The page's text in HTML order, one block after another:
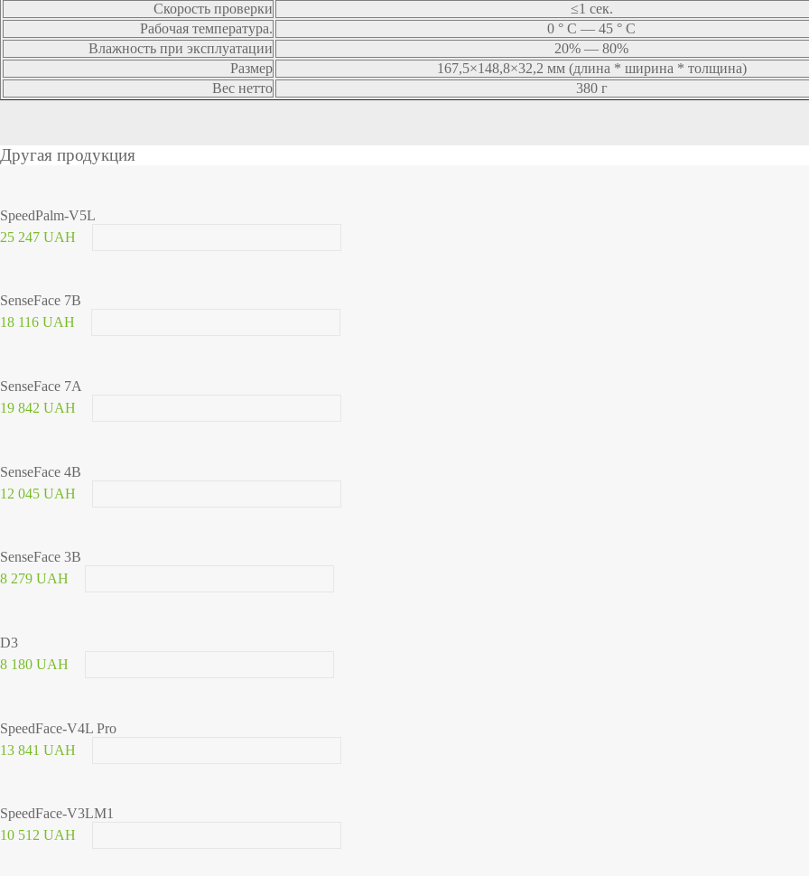
Скорость проверки
≤1 сек.
Рабочая температура.
0 ° C — 45 ° C
Влажность при эксплуатации
20% — 80%
Размер
167,5×148,8×32,2 мм (длина * ширина * толщина)
Вес нетто
380 г
Другая продукция
SpeedPalm-V5L
25 247 UAH
SenseFace 7B
18 116 UAH
SenseFace 7A
19 842 UAH
SenseFace 4B
12 045 UAH
SenseFace 3B
8 279 UAH
D3
8 180 UAH
SpeedFace-V4L Pro
13 841 UAH
SpeedFace-V3LM1
10 512 UAH